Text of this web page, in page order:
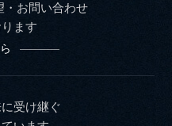
・お問い合わせ
ます
受け継ぐ